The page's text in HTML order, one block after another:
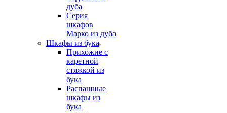
дуба
Серия
шкафов
Марко из дуба
Шкафы из бука
Прихожие с
каретной
стяжкой из
бука
Распашные
шкафы из
бука